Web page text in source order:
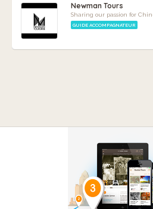
Newman Tours
Sharing our passion for
GUIDE ACCOMPAGNATEUR